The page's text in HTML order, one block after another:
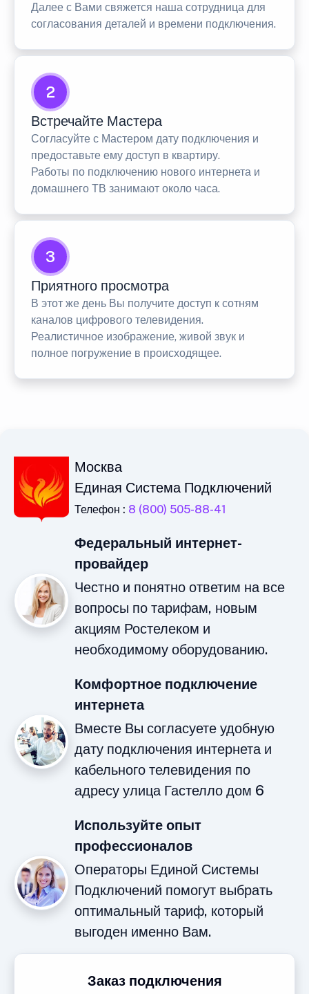
Далее с Вами свяжется наша сотрудница для
согласования деталей и времени подключения.
2
Встречайте Мастера
Согласуйте с Мастером дату подключения и
предоставьте ему доступ в квартиру.
Работы по подключению нового интернета и
домашнего ТВ занимают около часа.
3
Приятного просмотра
В этот же день Вы получите доступ к сотням
каналов цифрового телевидения.
Реалистичное изображение, живой звук и
полное погружение в происходящее.
Москва
Единая Система Подключений
Телефон : 8 (800) 505-88-41
Федеральный интернет-
провайдер
Честно и понятно ответим на все
вопросы по тарифам, новым
акциям Ростелеком и
необходимому оборудованию.
Комфортное подключение
интернета
Вместе Вы согласуете удобную
дату подключения интернета и
кабельного телевидения по
адресу улица Гастелло дом 6
Используйте опыт
профессионалов
Операторы Единой Системы
Подключений помогут выбрать
оптимальный тариф, который
выгоден именно Вам.
Заказ подключения